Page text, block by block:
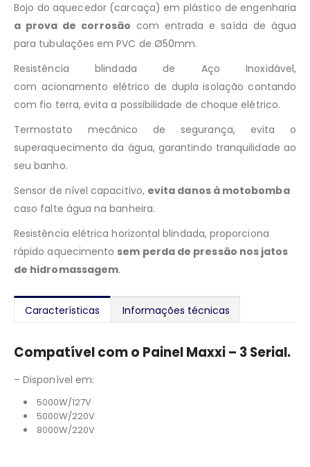
Bojo do aquecedor (carcaça) em plástico de engenharia
a prova de corrosão com entrada e saída de água
para tubulações em PVC de Ø50mm.
Resistência blindada de Aço Inoxidável,
com acionamento elétrico de dupla isolação contando
com fio terra, evita a possibilidade de choque elétrico.
Termostato mecânico de segurança, evita o
superaquecimento da água, garantindo tranquilidade ao
seu banho.
Sensor de nível capacitivo, evita danos à motobomba
caso falte água na banheira.
Resistência elétrica horizontal blindada, proporciona
rápido aquecimento sem perda de pressão nos jatos
de hidromassagem.
Características Informações técnicas
Compatível com o Painel Maxxi – 3 Serial.
– Disponível em:
5000W/127V
5000W/220V
8000W/220V